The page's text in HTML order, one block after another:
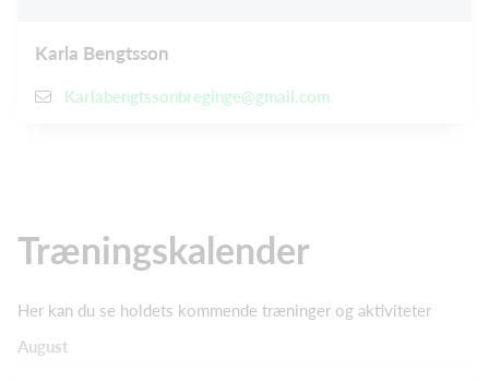
Karla Bengtsson
Karlabengtssonbreginge@gmail.com
Træningskalender
Her kan du se holdets kommende træninger og aktiviteter
August